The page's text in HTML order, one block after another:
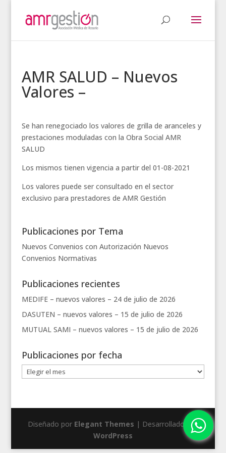
AMR SALUD – Nuevos
Valores –
Se han renegociado los valores de grilla de aranceles y
prestaciones moduladas con la Obra Social AMR
SALUD
Los mismos tienen vigencia a partir del 01-08-2021
Los valores puede ser consultado en el sector
exclusivo para prestadores de AMR Gestión
Publicaciones por Tema
Nuevos Convenios con Autorización Nuevos
Convenios Normativas
Publicaciones recientes
MEDIFE – nuevos valores – 24 de julio de 2026
DASUTEN – nuevos valores – 15 de julio de 2026
MUTUAL SAMI – nuevos valores – 15 de julio de 2026
Publicaciones por fecha
Publicaciones
por
Diseñado por Elegant Themes | Desarrollado por
WordPress